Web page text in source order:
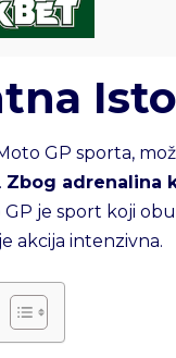
GP sporta,
Zbog adrenalina
GP je sport koji
akcija intenzivna.